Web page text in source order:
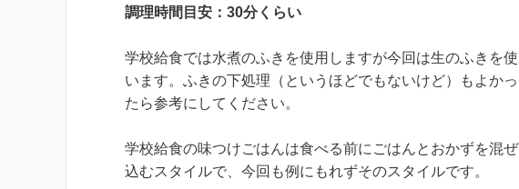
調理時間目安：30分くらい
学校給食では水煮のふきを使用しますが今回は生のふきを使
います。ふきの下処理（というほどでもないけど）もよかっ
たら参考にしてください。
学校給食の味つけごはんは食べる前にごはんとおかずを混ぜ
込むスタイルで、今回も例にもれずそのスタイルです。